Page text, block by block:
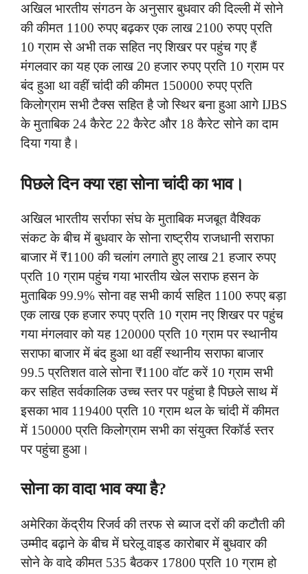
अखिल भारतीय संगठन के अनुसार बुधवार की दिल्ली में सोने
की कीमत 1100 रुपए बढ़कर एक लाख 2100 रुपए प्रति
10 ग्राम से अभी तक सहित नए शिखर पर पहुंच गए हैं
मंगलवार का यह एक लाख 20 हजार रुपए प्रति 10 ग्राम पर
बंद हुआ था वहीं चांदी की कीमत 150000 रुपए प्रति
किलोग्राम सभी टैक्स सहित है जो स्थिर बना हुआ आगे IJBS
के मुताबिक 24 कैरेट 22 कैरेट और 18 कैरेट सोने का दाम
दिया गया है।
पिछले दिन क्या रहा सोना चांदी का भाव।
अखिल भारतीय सर्राफा संघ के मुताबिक मजबूत वैश्विक
संकट के बीच में बुधवार के सोना राष्ट्रीय राजधानी सराफा
बाजार में ₹1100 की चलांग लगाते हुए लाख 21 हजार रुपए
प्रति 10 ग्राम पहुंच गया भारतीय खेल सराफ हसन के
मुताबिक 99.9% सोना वह सभी कार्य सहित 1100 रुपए बड़ा
एक लाख एक हजार रुपए प्रति 10 ग्राम नए शिखर पर पहुंच
गया मंगलवार को यह 120000 प्रति 10 ग्राम पर स्थानीय
सराफा बाजार में बंद हुआ था वहीं स्थानीय सराफा बाजार
99.5 प्रतिशत वाले सोना ₹1100 वॉट करें 10 ग्राम सभी
कर सहित सर्वकालिक उच्च स्तर पर पहुंचा है पिछले साथ में
इसका भाव 119400 प्रति 10 ग्राम थल के चांदी में कीमत
में 150000 प्रति किलोग्राम सभी का संयुक्त रिकॉर्ड स्तर
पर पहुंचा हुआ।
सोना का वादा भाव क्या है?
अमेरिका केंद्रीय रिजर्व की तरफ से ब्याज दरों की कटौती की
उम्मीद बढ़ाने के बीच में घरेलू वाइड कारोबार में बुधवार की
सोने के वादे कीमत 535 बैठकर 17800 प्रति 10 ग्राम हो